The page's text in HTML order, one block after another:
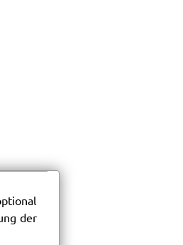
der